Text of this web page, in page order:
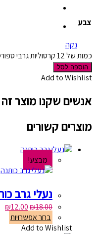
צבע
נקה
כמות של 12 קרסוליות גרבי ספורט 40-46
הוספה לסל
Add to Wishlist
אנשים שקנו מוצר זה
מוצרים קשורים
מבצע!
נעלי גרב
₪18.00
₪12.00
בחר אפשרויות
Add to Wishlist